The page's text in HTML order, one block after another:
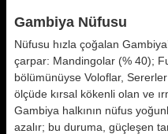
Gambiya Nüfusu
Nüfusu hızla çoğalan
çarpar: Mandingolar (% 40);
bölümünüyse Voloflar,
ölçüde kırsal kökenli olan ve
Gambiya halkının nüfus
azalır; bu duruma, güçleşen